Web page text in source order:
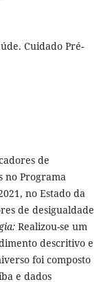
Cuidado Pré-
de
no Programa
no Estado da
de desigualdade
Realizou-se um
descritivo e
foi composto
e dados